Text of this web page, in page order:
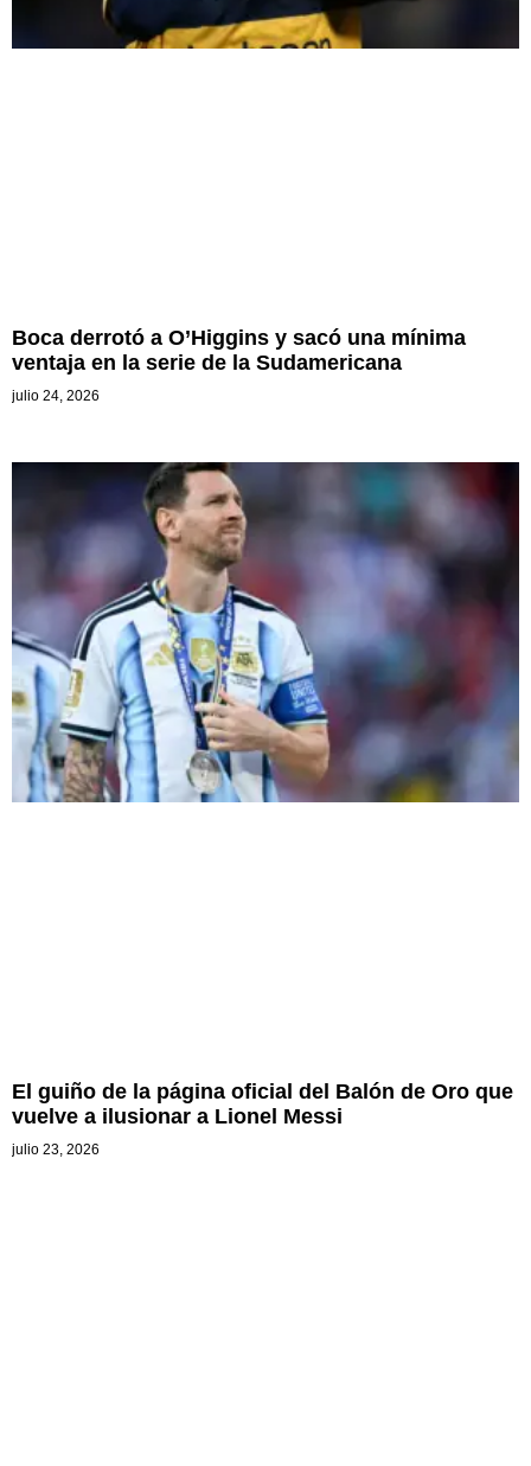
Boca derrotó a O’Higgins y sacó una mínima
ventaja en la serie de la Sudamericana
julio 24, 2026
El guiño de la página oficial del Balón de Oro que
vuelve a ilusionar a Lionel Messi
julio 23, 2026